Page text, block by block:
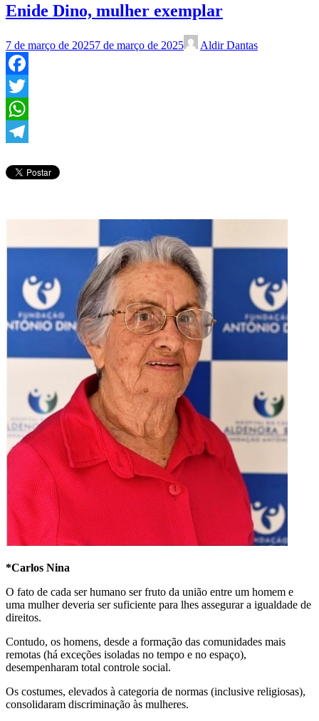
Enide Dino, mulher exemplar
7 de março de 20257 de março de 2025 Aldir Dantas
Facebook
Twitter
WhatsApp
*Carlos Nina
O fato de cada ser humano ser fruto da união entre um homem e
uma mulher deveria ser suficiente para lhes assegurar a igualdade de
direitos.
Contudo, os homens, desde a formação das comunidades mais
remotas (há exceções isoladas no tempo e no espaço),
desempenharam total controle social.
Os costumes, elevados à categoria de normas (inclusive religiosas),
consolidaram discriminação às mulheres.